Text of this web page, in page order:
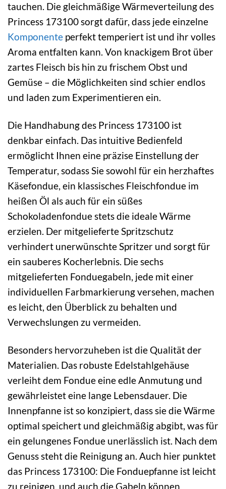
tauchen. Die gleichmäßige Wärmeverteilung des
Princess 173100 sorgt dafür, dass jede einzelne
Komponente perfekt temperiert ist und ihr volles
Aroma entfalten kann. Von knackigem Brot über
zartes Fleisch bis hin zu frischem Obst und
Gemüse – die Möglichkeiten sind schier endlos
und laden zum Experimentieren ein.
Die Handhabung des Princess 173100 ist
denkbar einfach. Das intuitive Bedienfeld
ermöglicht Ihnen eine präzise Einstellung der
Temperatur, sodass Sie sowohl für ein herzhaftes
Käsefondue, ein klassisches Fleischfondue im
heißen Öl als auch für ein süßes
Schokoladenfondue stets die ideale Wärme
erzielen. Der mitgelieferte Spritzschutz
verhindert unerwünschte Spritzer und sorgt für
ein sauberes Kocherlebnis. Die sechs
mitgelieferten Fonduegabeln, jede mit einer
individuellen Farbmarkierung versehen, machen
es leicht, den Überblick zu behalten und
Verwechslungen zu vermeiden.
Besonders hervorzuheben ist die Qualität der
Materialien. Das robuste Edelstahlgehäuse
verleiht dem Fondue eine edle Anmutung und
gewährleistet eine lange Lebensdauer. Die
Innenpfanne ist so konzipiert, dass sie die Wärme
optimal speichert und gleichmäßig abgibt, was für
ein gelungenes Fondue unerlässlich ist. Nach dem
Genuss steht die Reinigung an. Auch hier punktet
das Princess 173100: Die Fonduepfanne ist leicht
zu reinigen, und auch die Gabeln können